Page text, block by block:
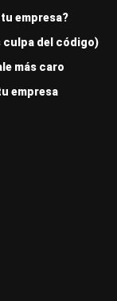
empresa?
culpa del código)
más caro
empresa